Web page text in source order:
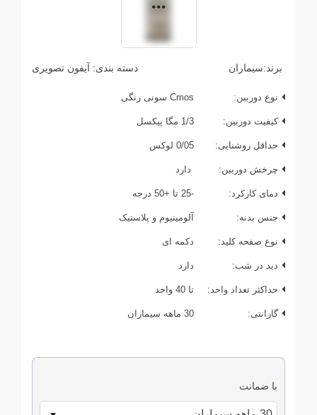
برند:سیماران دسته بندی: آیفون تصویری
نوع دوربین: Cmos سونی رنگی
کیفیت دوربین: 1/3 مگا پیکسل
حداقل روشنایی: 0/05 لوکس
چرخش دوربین: دارد
دمای کارکرد: -25 تا +50 درجه
جنس بدنه: آلومینیوم و پلاستیک
نوع صفحه کلید: دکمه ای
دید در شب: دارد
حداکثر تعداد واحد: تا 40 واحد
گارانتی: 30 ماهه سیماران
با ضمانت